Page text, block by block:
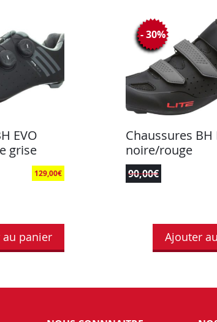
EVO
grise
129,00€
panier
Chaussures BH
noire/rouge
90,00€
- 30%
Ajouter